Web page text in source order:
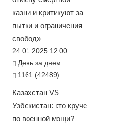
казни и критикуют за
пытки и ограничения
свобод»
24.01.2025 12:00
День за днем
1161 (42489)
Казахстан VS
Узбекистан: кто круче
по военной мощи?